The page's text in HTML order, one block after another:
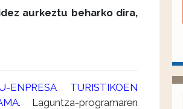
aurkeztu beharko dira,
TURISTIKOEN
Laguntza-programaren